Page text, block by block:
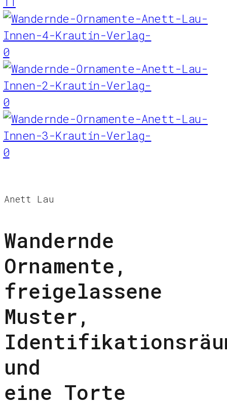
0
0
0
Anett Lau
Wandernde
Ornamente,
freigelassene
Muster,
und
eine Torte